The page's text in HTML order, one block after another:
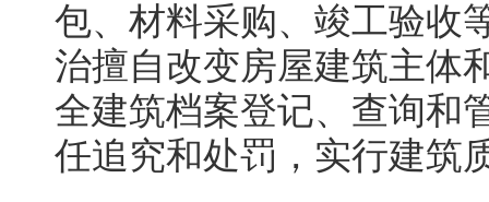
包、材料采购、竣工验收
治擅自改变房屋建筑主体
全建筑档案登记、查询和
任追究和处罚，实行建筑